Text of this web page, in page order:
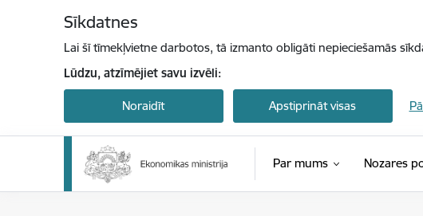
Sīkdatnes
Lai šī tīmekļvietne darbotos, tā izmanto obligāti nepieciešamās
Lūdzu, atzīmējiet savu izvēli:
Noraidīt Apstiprināt visas
Par mums Nozares